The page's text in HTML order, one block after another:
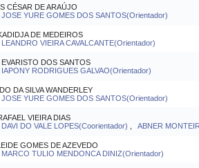
CÉSAR DE ARAÚJO
JOSE YURE GOMES DOS SANTOS(Orientador)
DE MEDEIROS
LEANDRO VIEIRA CAVALCANTE(Orientador)
EVARISTO DOS SANTOS
IAPONY RODRIGUES GALVAO(Orientador)
DA SILVA WANDERLEY
JOSE YURE GOMES DOS SANTOS(Orientador)
VIEIRA DIAS
DAVI DO VALE LOPES(Coorientador) ABNER
GOMES DE AZEVEDO
MARCO TULIO MENDONCA DINIZ(Orientador)